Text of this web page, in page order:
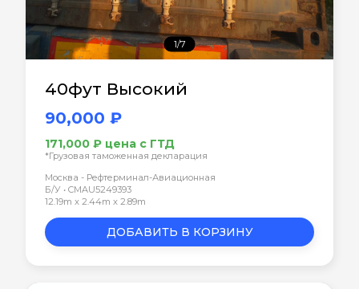
1/7
40фут Высокий
90,000 ₽
171,000 ₽ цена с ГТД
*Грузовая таможенная декларация
Москва - Рефтерминал-Авиационная
Б/У • CMAU5249393
12.19m x 2.44m x 2.89m
ДОБАВИТЬ В КОРЗИНУ